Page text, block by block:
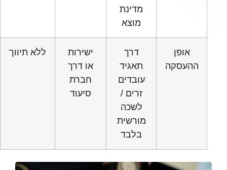
מדינת
מוצא
אופן
ההעסקה
דרך
תאגיד
עובדים
זרים /
לשכה
מורשית
בלבד
ישירות
או דרך
חברת
סיעוד
ללא תיווך